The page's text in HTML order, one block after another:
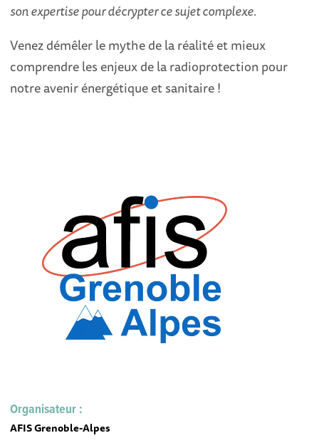
son expertise pour décrypter ce sujet complexe.
Venez démêler le mythe de la réalité et mieux
comprendre les enjeux de la radioprotection pour
notre avenir énergétique et sanitaire !
Organisateur :
AFIS Grenoble-Alpes